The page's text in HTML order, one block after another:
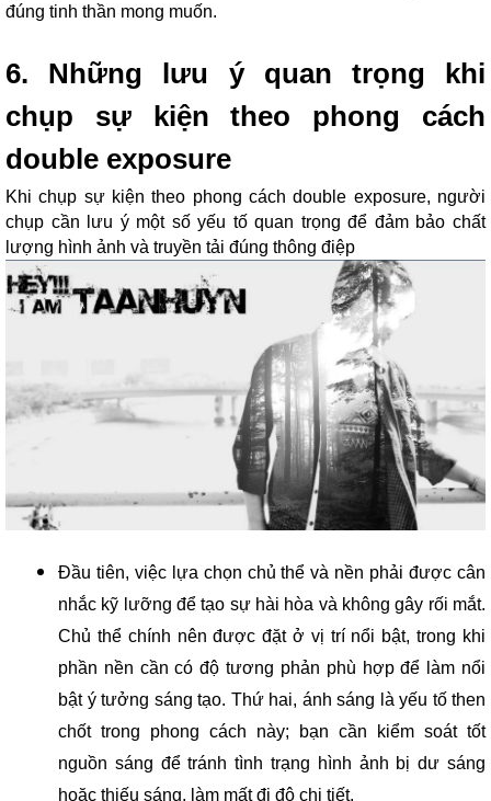
đúng tinh thần mong muốn.
6. Những lưu ý quan trọng khi
chụp sự kiện theo phong cách
double exposure
Khi chụp sự kiện theo phong cách double exposure, người
chụp cần lưu ý một số yếu tố quan trọng để đảm bảo chất
lượng hình ảnh và truyền tải đúng thông điệp
Đầu tiên, việc lựa chọn chủ thể và nền phải được cân
nhắc kỹ lưỡng để tạo sự hài hòa và không gây rối mắt.
Chủ thể chính nên được đặt ở vị trí nổi bật, trong khi
phần nền cần có độ tương phản phù hợp để làm nổi
bật ý tưởng sáng tạo. Thứ hai, ánh sáng là yếu tố then
chốt trong phong cách này; bạn cần kiểm soát tốt
nguồn sáng để tránh tình trạng hình ảnh bị dư sáng
hoặc thiếu sáng, làm mất đi độ chi tiết.